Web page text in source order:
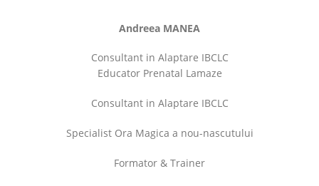
Andreea MANEA
Consultant in Alaptare IBCLC
Educator Prenatal Lamaze
Consultant in Alaptare IBCLC
Specialist Ora Magica a nou-nascutului
Formator & Trainer